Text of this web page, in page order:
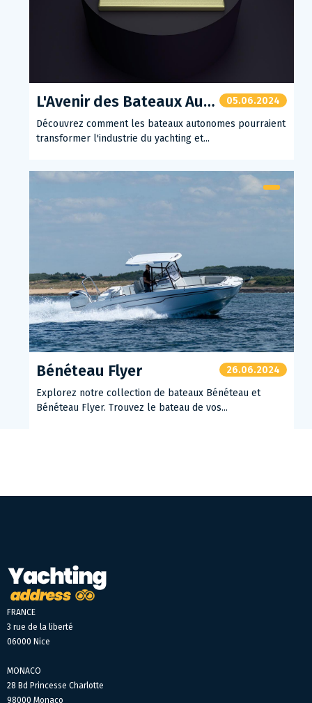
L'Avenir des Bateaux Autonomes
05.06.2024
Découvrez comment les bateaux autonomes pourraient
transformer l'industrie du yachting et...
Bénéteau Flyer
26.06.2024
Explorez notre collection de bateaux Bénéteau et
Bénéteau Flyer. Trouvez le bateau de vos...
FRANCE
3 rue de la liberté
06000 Nice
MONACO
28 Bd Princesse Charlotte
98000 Monaco